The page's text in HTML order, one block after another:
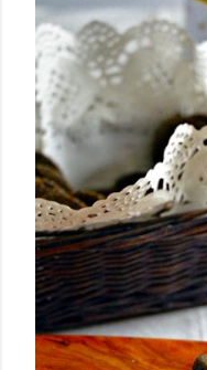
copiosos de invierno.
revolucionaria,
humilde como la alubia
dorado, cargado de
sustituto perfecto a